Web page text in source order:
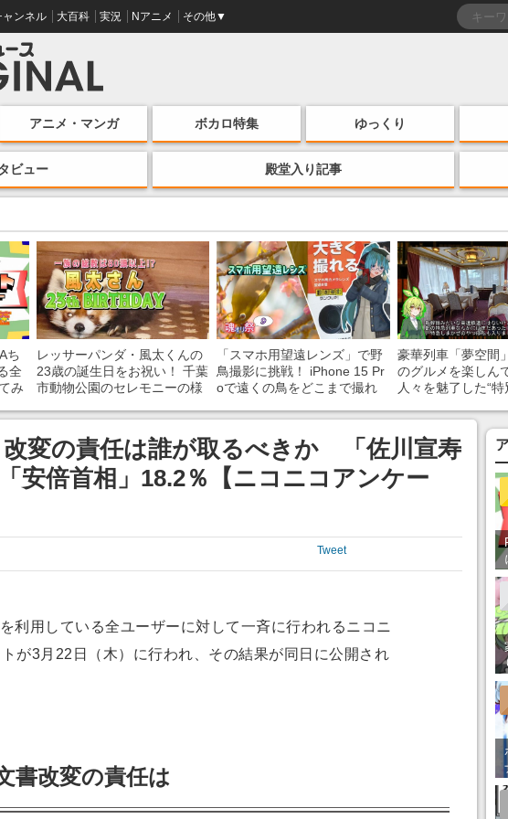
ャンネル 大百科 実況 Nアニメ その他▼
アニメ・マンガ ボカロ特集 ゆっくり
ビュー 殿堂入り記事
ち
全
み
8/9
レッサーパンダ・風太くんの
23歳の誕生日をお祝い！ 千葉
市動物公園のセレモニーの様
「スマホ用望遠レンズ」で野
鳥撮影に挑戦！ iPhone 15 Pr
oで遠くの鳥をどこまで撮れ
豪華列車「夢空間
のグルメを楽しん
人々を魅了した“
あ」「行ってみた
改変の責任は誰が取るべきか 「佐川宣寿
安倍首相」18.2％【ニコニコアンケー
Tweet
利用している全ユーザーに対して一斉に行われるニコニ
が3月22日（木）に行われ、その結果が同日に公開され
書改変の責任は